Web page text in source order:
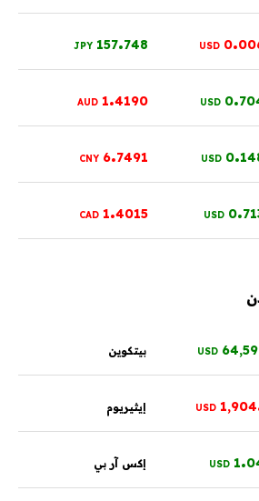
0.
USD
157.748
JPY
0.
USD
1.4190
AUD
0.
USD
6.7491
CNY
0.
USD
1.4015
CAD
USD بيتكوين
1,904
USD إيثيريوم
1.
USD إكس آر بي